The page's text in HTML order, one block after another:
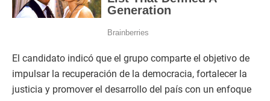
El candidato indicó que el grupo comparte el objetivo de
impulsar la recuperación de la democracia, fortalecer la
justicia y promover el desarrollo del país con un enfoque